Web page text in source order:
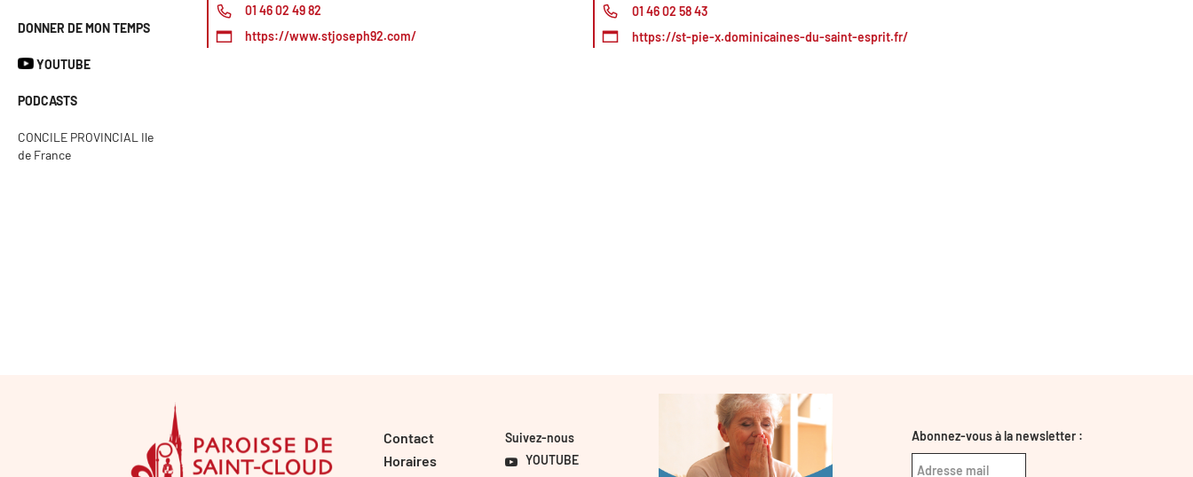
DONNER DE MON TEMPS
YOUTUBE
PODCASTS
CONCILE PROVINCIAL Ile
de France
01 46 02 49 82
https://www.stjoseph92.com/
01 46 02 58 43
https://st-pie-x.dominicaines-du-saint-esprit.fr/
Contact
Horaires
Suivez-nous
YOUTUBE
Abonnez-vous à la newsletter :